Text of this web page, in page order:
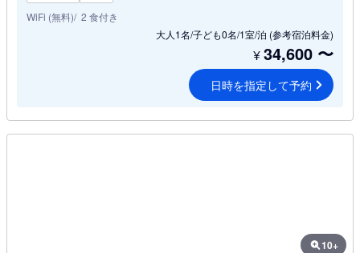
WiFi (無料) 2 食付き
大人1名/子ども0名/1室/泊 (参考宿泊料金)
¥34,600 〜
日時を指定して予約
10+